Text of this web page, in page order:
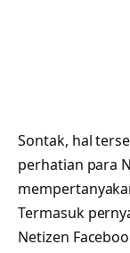
Sontak, hal
perhatian para
Termasuk
Netizen